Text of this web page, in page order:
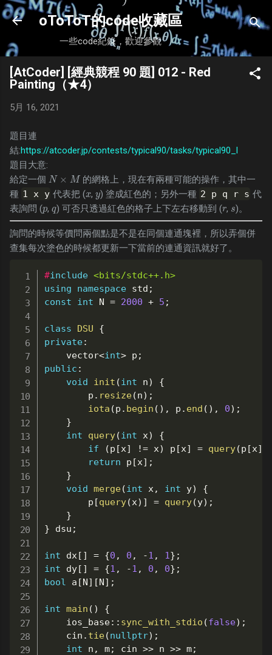
跳到主要內容
oToToT的code收藏區
一些code紀錄，歡迎參觀
[AtCoder] [經典競程 90 題] 012 - Red
Painting（★4）
5月 16, 2021
題目連
結:https://atcoder.jp/contests/typical90/tasks/typical90_l
題目大意:
給定一個 N × M
N× M
的網格上，現在有兩種可能的操作，其中一
種 1 x y 代表把 (x
x,y
y) 塗成紅色的；另外一種 2 p q r s 代
表詢問 (p
p,q
q) 可否只透過紅色的格子上下左右移動到 (r
r, s
s)。
詢問的時候等價問兩個點是不是在同個連通塊裡，所以弄個併
查集每次塗色的時候都更新一下當前的連通資訊就好了。
#include <bits/stdc++.h>
using
namespace std ;
const
int N = 2000 + 5 ;
class DSU
{
private:
	vector
<int> p ;
public :
void
init (int n)
{
		p
. resize(n) ;
iota (p . begin ( ) , p . end ( ) , 0) ;
}
int
query(int x)
{
if
(p [x] != x) p [x] = query(p [x]
return p [x] ;
}
void merge(int x, int y)
{
		p
[query(x) ] = query(y) ;
}
} dsu ;
int dx[ ] = {0 , 0 , -1 , 1} ;
int dy[ ] = {1 , -1 , 0 , 0} ;
bool a [N] [N] ;
int main ( )
{
	ios_base
:: sync_with_stdio (false) ;
	cin
. tie(nullptr) ;
int n , m; cin >> n >> m;